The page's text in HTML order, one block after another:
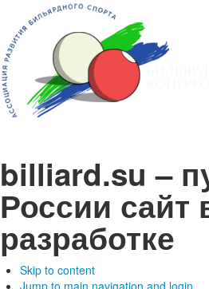
billiard.su –
России сайт
разработке
Skip to content
Jump to main navigation and login